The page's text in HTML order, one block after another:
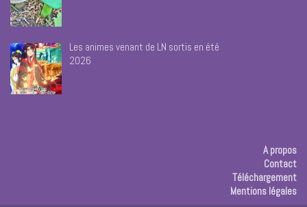
Les animes venant de LN sortis en été
2026
A propos
Contact
Téléchargement
Mentions légales